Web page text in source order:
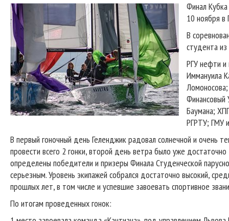
Финал
10 ноября в
В
студента
РГУ нефти
Иммануила
Финансовый
Баумана;
РГРТУ;
В первый гоночный день Геленджик радовал солнечной и очень
провести всего 2 гонки, второй день ветра было уже
определены победители и призеры Финала Студенческой
серьезным. Уровень экипажей собрался достаточно высокий,
прошлых лет, в том числе и успевшие завоевать спортивное
По итогам проведенных гонок: